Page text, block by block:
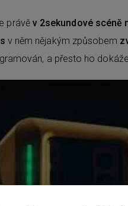
právě v 2sekundové scéně
v něm nějakým způsobem
a přesto ho